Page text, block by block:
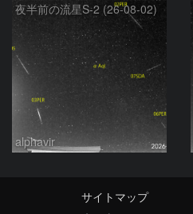
夜半前の流星S-2 (26-08-02)
alphavir
サイトマップ